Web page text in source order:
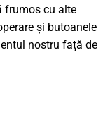
frumos cu alte
și butoanele
nostru față de